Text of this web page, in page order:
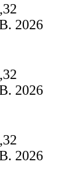
2026
2026
2026